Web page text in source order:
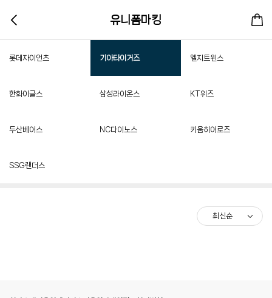
유니폼마킹
롯데자이언츠 기아타이거즈 엘지트윈스
한화이글스 삼성라이온스 KT위즈
두산베어스 NC다이노스 키움히어로즈
SSG랜더스